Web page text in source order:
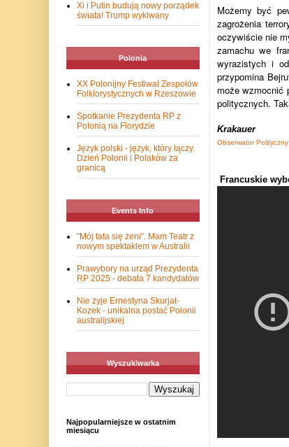
Możemy być
zagrożenia
oczywiście nie
zamachu we
wyrazistych i
przypomina
może wzmocnić
politycznych.
Krakauer
Obserwator Polityczny
Francuskie
Xi i Putin budują nowy porządek
świata! Trump wykiwany
Polonia
XX Polonijny Festiwal Zespołów
Folklorystycznych w Rzeszowie
Spotkanie Prezydenta RP z
Polonią na Florydzie
Język polski - język, który łączy.
Dzień Polonii i Polaków za
granicą
Events Info
"Mój tata się żeni". Mam Teatr z
nowym spektaklem w Australii
Prawybory na urząd Prezydenta
RP 2025 - debata 7 kandydatów
Nie żyje Ernestyna Skurjat-
Kozek - unikalna postać Polonii
australijskiej
Wyszukiwarka
Najpopularniejsze w ostatnim
miesiącu